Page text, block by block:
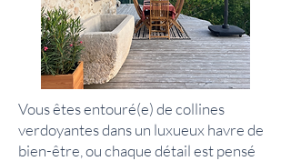
Vous êtes entouré(e) de collines
verdoyantes dans un luxueux havre de
bien-être, ou chaque détail est pensé